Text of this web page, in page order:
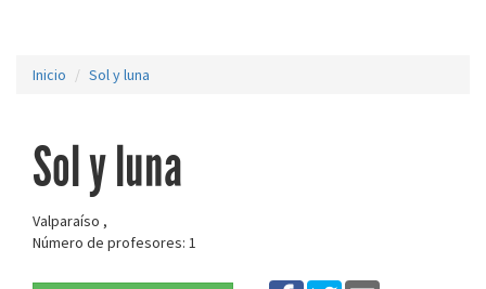
Inicio Sol y luna
Sol y luna
Valparaíso ,
Número de profesores: 1